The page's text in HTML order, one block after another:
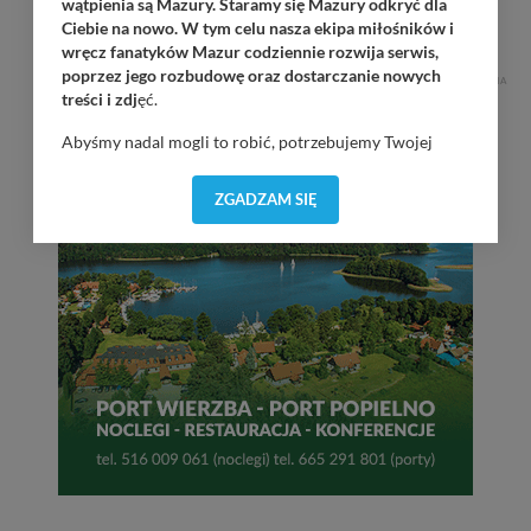
Górkło / Marina Górkło / 21:00
REKLAMA
wątpienia są Mazury. Staramy się Mazury odkryć dla
Ciebie na nowo. W tym celu nasza ekipa miłośników i
wręcz fanatyków Mazur codziennie rozwija serwis,
poprzez jego rozbudowę oraz dostarczanie nowych
treści i zdjęć.
Abyśmy nadal mogli to robić, potrzebujemy Twojej
dostosować do Twoich preferencji. Twoje dane (w tym
pliki cookies) będą zapisywane w celu usprawnienia
wyszukania, ulubione miejsca, logowania, itp).
Bezpieczeństwo Twoich danych jest dla nas
priorytetowe, bez poinformowania Ciebie nie będziemy
zmieniać zakresu naszych uprawnień. Twoje dane są u
nas bezpieczne, jeśli masz wątpliwości co do naszych
intencji, zawsze możesz wycofać swoją zgodę. Więcej
informacji uzyskach w naszejPolityce Prywatności.
Klikając znak X lub przycisk PRZEJDŹ DO SERWISU
wyrażasz zgodę na przetwarzanie Twoich danych.
Nasz serwis nie wykorzystuje oraz nie udostępnia
ZGADZAM SIĘ